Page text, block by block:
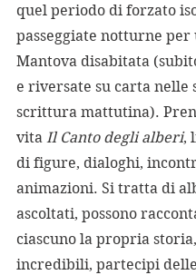
quel periodo di forzato
passeggiate notturne per
Mantova disabitata
e riversate su carta nelle
scrittura mattutina).
vita Il Canto degli alberi,
di figure, dialoghi,
animazioni. Si tratta di
ascoltati, possono
ciascuno la propria
incredibili, partecipi